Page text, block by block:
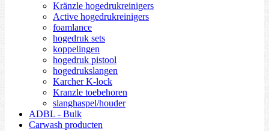
Kränzle hogedrukreinigers
Active hogedrukreinigers
foamlance
hogedruk sets
koppelingen
hogedruk pistool
hogedrukslangen
Karcher K-lock
Kranzle toebehoren
slanghaspel/houder
ADBL - Bulk
Carwash producten